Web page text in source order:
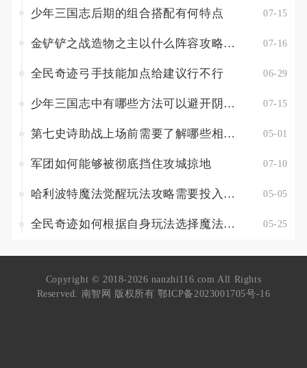
少年三国志后期的组合搭配有何特点 07-15
金铲铲之战造物之主以什么阵容攻略最佳 07-16
全民奇迹弓手技能加点给建议行不行 06-29
少年三国志中有哪些方法可以避开阴阳双生的追杀 07-15
第七史诗助战上场前需要了解哪些相关信息 05-01
军团如何能够被彻底挡住攻城掠地 07-10
哈利波特魔法觉醒玩法攻略需要投入多少时间 05-05
全民奇迹如何根据自身玩法选择魔法师加点 05-25
Copyright © 2018-2026 nanzhi116.com All Rights
Reserved. 南智网 版权所有 鄂ICP备2023001705号-16